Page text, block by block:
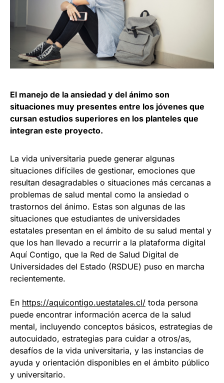
El manejo de la ansiedad y del ánimo son
situaciones muy presentes entre los jóvenes que
cursan estudios superiores en los planteles que
integran este proyecto.
La vida universitaria puede generar algunas
situaciones difíciles de gestionar, emociones que
resultan desagradables o situaciones más cercanas a
problemas de salud mental como la ansiedad o
trastornos del ánimo. Estas son algunas de las
situaciones que estudiantes de universidades
estatales presentan en el ámbito de su salud mental y
que los han llevado a recurrir a la plataforma digital
Aquí Contigo, que la Red de Salud Digital de
Universidades del Estado (RSDUE) puso en marcha
recientemente.
En https://aquicontigo.uestatales.cl/ toda persona
puede encontrar información acerca de la salud
mental, incluyendo conceptos básicos, estrategias de
autocuidado, estrategias para cuidar a otros/as,
desafíos de la vida universitaria, y las instancias de
ayuda y orientación disponibles en el ámbito público
y universitario.